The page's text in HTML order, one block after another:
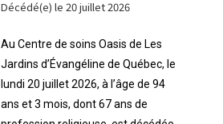
Décédé(e) le 20 juillet 2026
Au Centre de soins Oasis de Les
Jardins d’Évangéline de Québec, le
lundi 20 juillet 2026, à l’âge de 94
ans et 3 mois, dont 67 ans de